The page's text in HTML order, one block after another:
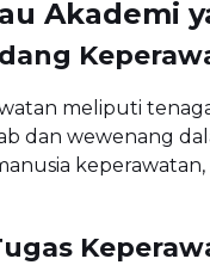
Akademi
meliputi
dan wewenang